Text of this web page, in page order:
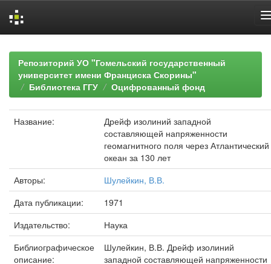
navigationРепозиторий УО "Гомельский государственный
университет имени Франциска Скорины"
Библиотека ГГУ
Оцифрованный фонд
Название:
Дрейф изолиний западной
составляющей напряженности
геомагнитного поля через Атлантический
океан за 130 лет
Авторы:
Шулейкин, В.В.
Дата публикации:
1971
Издательство:
Наука
Библиографическое
описание:
Шулейкин, В.В. Дрейф изолиний
западной составляющей напряженности